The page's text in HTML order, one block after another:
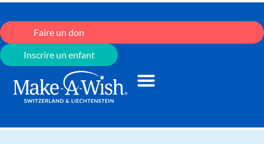
Faire un don
Inscrire un enfant